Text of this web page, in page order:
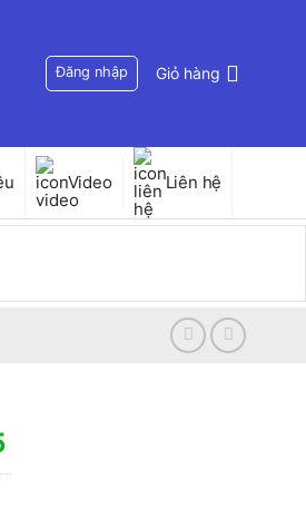
Đăng nhập Giỏ hàng
Video Liên hệ